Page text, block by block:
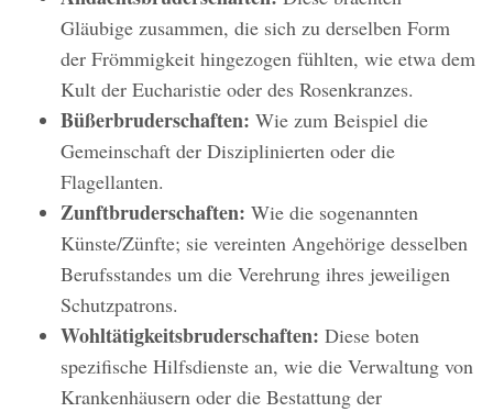
Gläubige zusammen, die sich zu derselben Form
der Frömmigkeit hingezogen fühlten, wie etwa dem
Kult der Eucharistie oder des Rosenkranzes.
Büßerbruderschaften: Wie zum Beispiel die
Gemeinschaft der Disziplinierten oder die
Flagellanten.
Zunftbruderschaften: Wie die sogenannten
Künste/Zünfte; sie vereinten Angehörige desselben
Berufsstandes um die Verehrung ihres jeweiligen
Schutzpatrons.
Wohltätigkeitsbruderschaften: Diese boten
spezifische Hilfsdienste an, wie die Verwaltung von
Krankenhäusern oder die Bestattung der